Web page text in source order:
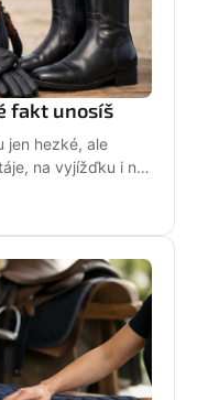
fakt unosíš
jen hezké, ale
na vyjížďku i na